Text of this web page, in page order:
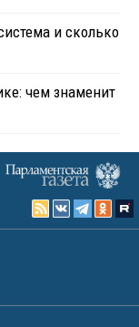
и сколько
чем знаменит